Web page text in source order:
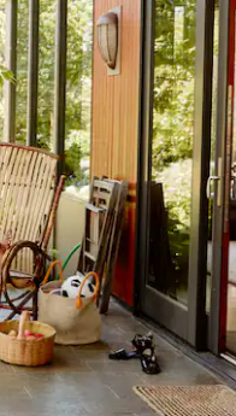
en omlaag, óf door te